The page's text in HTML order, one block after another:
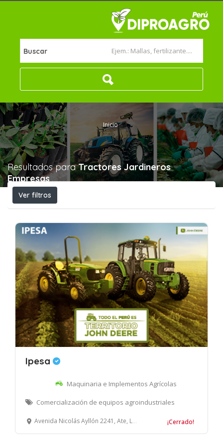
Buscar
Inicio
Resultados paraTractores Jardineros
Empresas
Ver filtros
Ipesa
Maquinaria e Implementos Agrícolas
Comercialización de equipos agroindustriales
Avenida Nicolás Ayllón 2241, Ate, Lima, Perú ¡Cerrado!